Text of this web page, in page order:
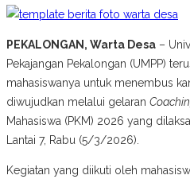
PEKALONGAN, Warta Desa –
Pekajangan Pekalongan (UMPP)
mahasiswanya untuk menembus
diwujudkan melalui gelaran
Mahasiswa (PKM) 2026 yang
Lantai 7, Rabu (5/3/2026).
Kegiatan yang diikuti oleh